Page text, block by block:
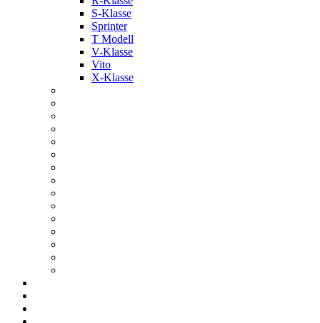
S-Klasse
Sprinter
T Modell
V-Klasse
Vito
X-Klasse